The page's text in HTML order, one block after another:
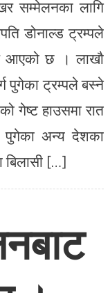
सम्मेलनका लागि
डोनाल्ड ट्रम्पले
आएको छ । लाखौ
पुगेका ट्रम्पले बस्ने
गेष्ट हाउसमा रात
पुगेका अन्य देशका
बिलासी […]